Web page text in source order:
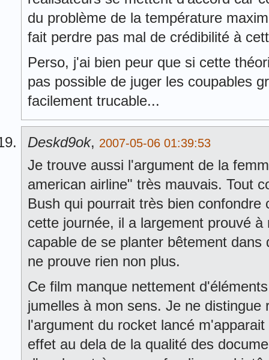
du problème de la température
fait perdre pas mal de crédibilité à
Perso, j'ai bien peur que si cette
pas possible de juger les coupables
facilement trucable...
Deskd9ok, 2007-05-06 01:39:53
Je trouve aussi l'argument de la
american airline" très mauvais. Tout
Bush qui pourrait très bien
cette journée, il a largement prouvé
capable de se planter bêtement
ne prouve rien non plus.
Ce film manque nettement
jumelles à mon sens. Je ne distingue
l'argument du rocket lancé
effet au dela de la qualité des